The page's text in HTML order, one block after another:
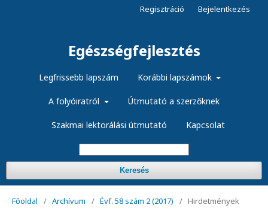
Egészségfejlesztés
Legfrissebb lapszám Korábbi lapszámok
A folyóiratról Útmutató a szerzőknek
Szakmai lektorálási útmutató Kapcsolat
Keresés
Regisztráció Bejelentkezés
Főoldal / Archívum / Évf. 58 szám 2 (2017) / Hirdetmények